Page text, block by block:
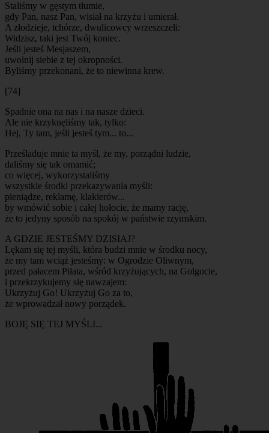
Staliśmy w gęstym tłumie,
gdy Pan, nasz Pan, wisiał na krzyżu i umierał.
A złodzieje, tchórze, dwulicowcy wrzeszczeli:
Widzisz, taki jest Twój koniec.
Jeśli jesteś Mesjaszem,
uwolnij siebie z tej okropności.
Byliśmy przekonani, że to niewinna krew.
[74]
Spadnie ona na nas i na nasze dzieci.
Ale nie krzyknęliśmy tak, tylko:
Hej, Ty tam, jeśli jesteś tym... to...
Prześladuje mnie ta myśl, że my, porządni ludzie,
daliśmy się tak omamić;
co więcej, wykorzystaliśmy
wszystkie środki przekazywania myśli:
pieniądze, reklamę, klakierów...
by wmówić sobie i całej hołocie, że mamy rację,
że to jedyny sposób na spokój w państwie rzymskim.
A GDZIE JESTEŚMY DZISIAJ?
Lękam się tej myśli, która budzi mnie w środku nocy,
że my tam wciąż jesteśmy: w Ogrodzie Oliwnym,
przed pałacem Piłata, wśród krzyżujących, na Golgocie,
i przekrzykujemy się nawzajem:
Ukrzyżuj Go! Ukrzyżuj Go za to,
że wprowadzał nowy porządek.
BOJĘ SIĘ TEJ MYŚLI...